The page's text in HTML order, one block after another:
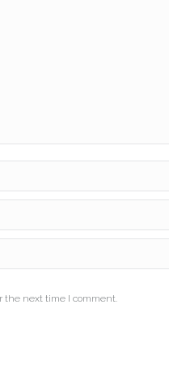
the next time I comment.